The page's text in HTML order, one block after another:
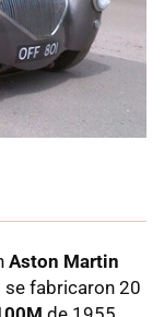
Aston Martin
se fabricaron 20